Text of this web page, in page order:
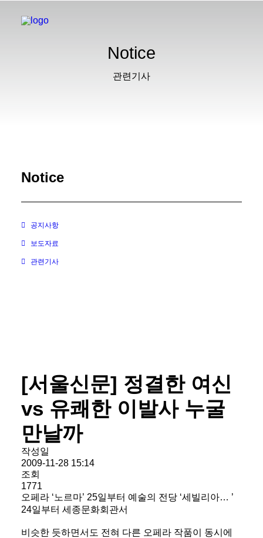
Notice
관련기사
Notice
공지사항
보도자료
관련기사
[서울신문] 정결한 여신
vs 유쾌한 이발사 누굴
만날까
작성일
2009-11-28 15:14
조회
1771
오페라 ‘노르마’ 25일부터 예술의 전당 ‘세빌리아… ’
24일부터 세종문화회관서
비슷한 듯하면서도 전혀 다른 오페라 작품이 동시에